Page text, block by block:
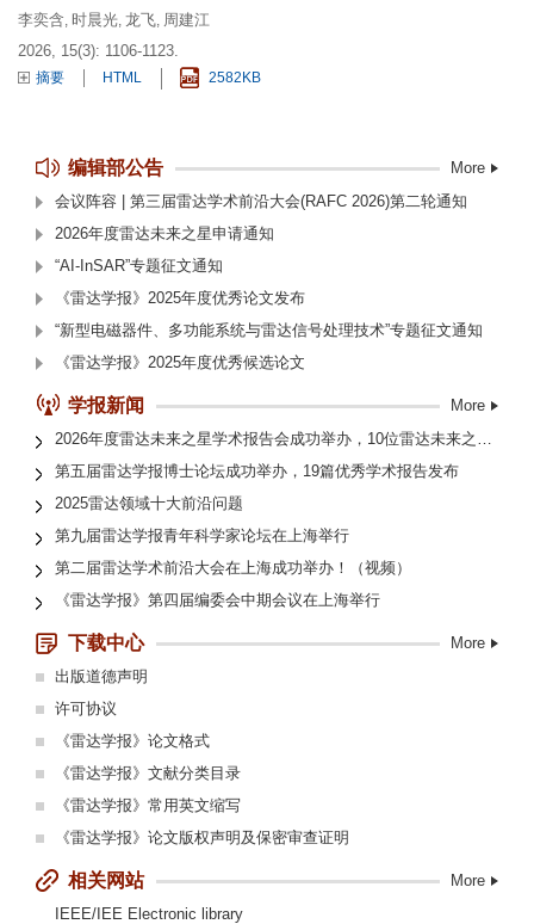
李奕含, 时晨光, 龙飞, 周建江
2026, 15(3): 1106-1123.
摘要 HTML 2582KB
编辑部公告
More
会议阵容 | 第三届雷达学术前沿大会(RAFC 2026)第二轮通知
2026年度雷达未来之星申请通知
“AI-InSAR”专题征文通知
《雷达学报》2025年度优秀论文发布
“新型电磁器件、多功能系统与雷达信号处理技术”专题征文通知
《雷达学报》2025年度优秀候选论文
学报新闻
More
2026年度雷达未来之星学术报告会成功举办，10位雷达未来之星脱颖而出
第五届雷达学报博士论坛成功举办，19篇优秀学术报告发布
2025雷达领域十大前沿问题
第九届雷达学报青年科学家论坛在上海举行
第二届雷达学术前沿大会在上海成功举办！（视频）
《雷达学报》第四届编委会中期会议在上海举行
下载中心
More
出版道德声明
许可协议
《雷达学报》论文格式
《雷达学报》文献分类目录
《雷达学报》常用英文缩写
《雷达学报》论文版权声明及保密审查证明
相关网站
More
IEEE/IEE Electronic library